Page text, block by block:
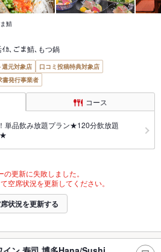
鯖
ｶ､ごま鯖､もつ鍋
還元対象店
口コミ投稿特典対象店
書発行事業者
コース
単品飲み放題プラン★120分飲放題
の更新に失敗しました。
空席状況を更新してください。
状況を更新する